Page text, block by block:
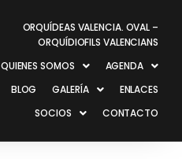
ORQUÍDEAS VALENCIA. OVAL –
ORQUÍDIOFILS VALENCIANS
QUIENES SOMOS
AGENDA
BLOG
GALERÍA
ENLACES
SOCIOS
CONTACTO